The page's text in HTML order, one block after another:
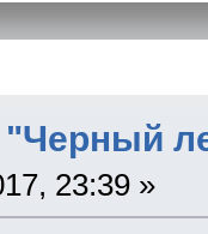
"Черный
23:39 »